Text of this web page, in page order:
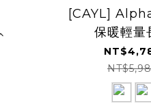
[CAYL]
保暖輕量